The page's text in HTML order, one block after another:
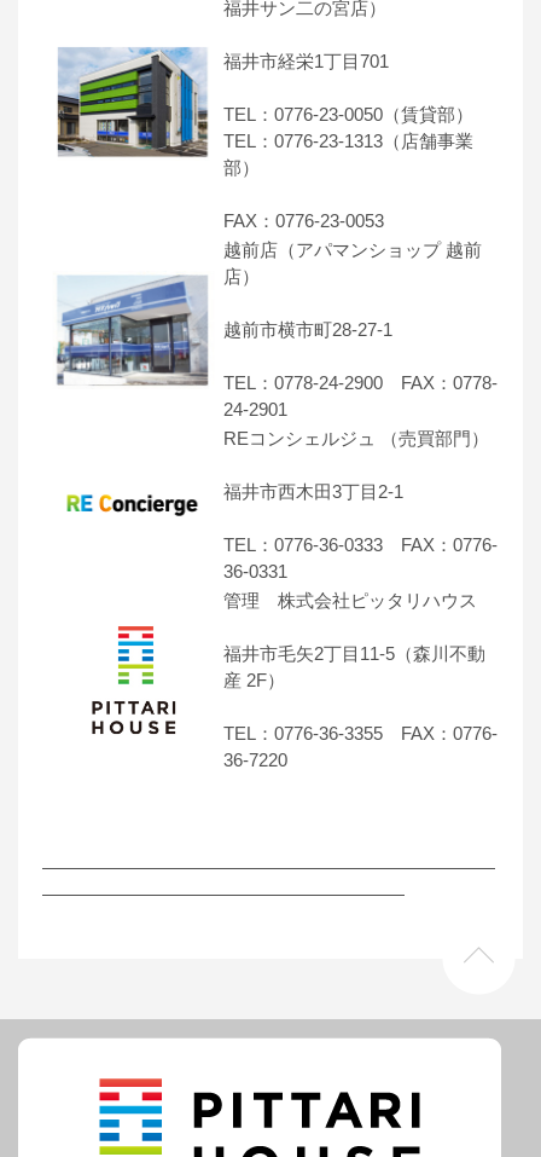
福井サン二の宮店）
福井市経栄1丁目701
TEL：0776-23-0050（賃貸部）
TEL：0776-23-1313（店舗事業
部）
FAX：0776-23-0053
越前店（アパマンショップ 越前
店）
越前市横市町28-27-1
TEL：0778-24-2900 FAX：0778-
24-2901
REコンシェルジュ （売買部門）
福井市西木田3丁目2-1
TEL：0776-36-0333 FAX：0776-
36-0331
管理 株式会社ピッタリハウス
福井市毛矢2丁目11-5（森川不動
産 2F）
TEL：0776-36-3355 FAX：0776-
36-7220
―――――――――――――――――――――――――
――――――――――――――――――――